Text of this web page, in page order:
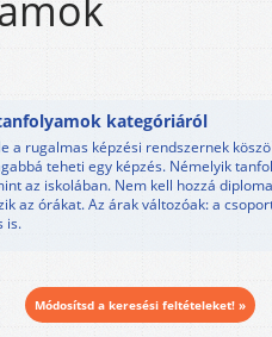
kategóriáról
a rugalmas képzési rendszernek
teheti egy képzés. Némelyik
az iskolában. Nem kell hozzá
az órákat. Az árak változóak: a
is.
Módosítsd a keresési feltételeket! »